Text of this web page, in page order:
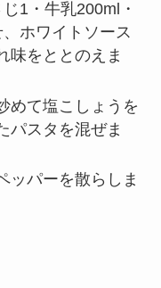
1・牛乳200ml・
ホワイトソース
味をととのえま
めて塩こしょうを
パスタを混ぜま
ッパーを散らしま